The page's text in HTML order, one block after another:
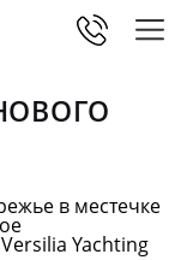
в местечке
Versilia Yachting